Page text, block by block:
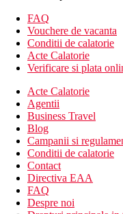
sala de
coafor
magazine
o piscina de
o piscina pentru
un bar langa
o terasa la
Descrierea plajei
Plaja cu nisip
hotel (separata
Sezlonguri si
FAQ
Vouchere de vacanta
Conditii de calatorie
Acte Calatorie
Verificare si plata
Acte Calatorie
Agentii
Business Travel
Blog
Campanii si
Conditii de calatorie
Contact
Directiva EAA
FAQ
Despre noi